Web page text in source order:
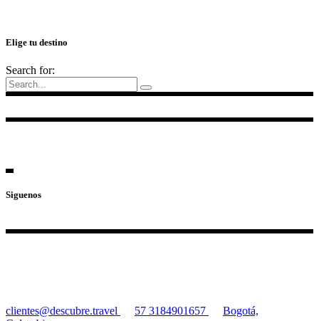
Elige tu destino
Search for:
Siguenos
clientes@descubre.travel 57 3184901657
Bogotá,